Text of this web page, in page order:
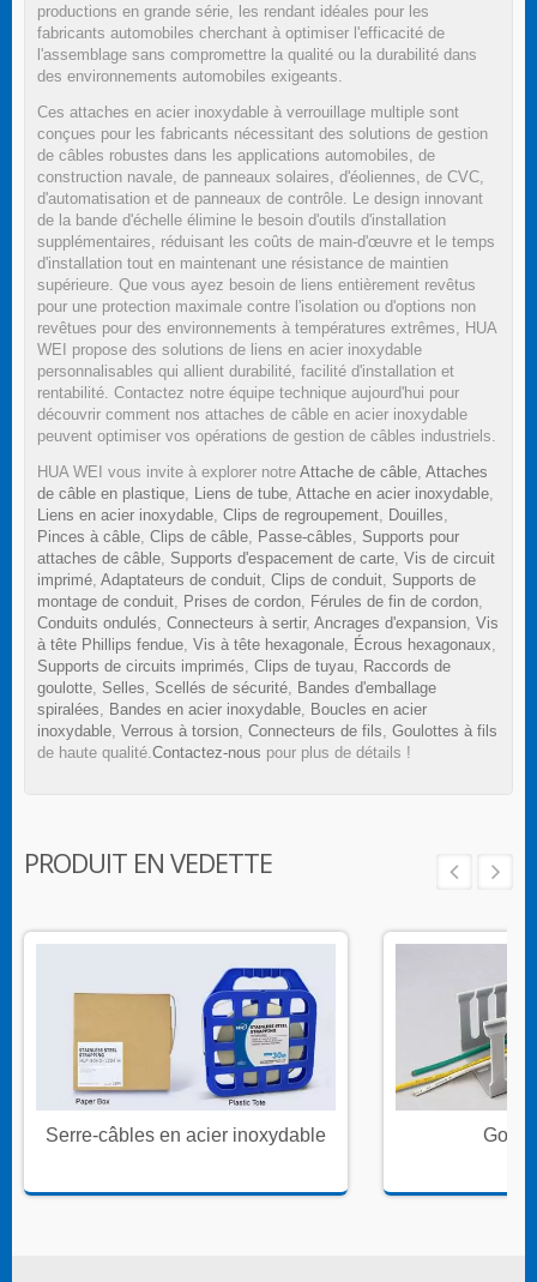
productions en grande série, les rendant idéales pour les
fabricants automobiles cherchant à optimiser l'efficacité de
l'assemblage sans compromettre la qualité ou la durabilité dans
des environnements automobiles exigeants.
Ces attaches en acier inoxydable à verrouillage multiple sont
conçues pour les fabricants nécessitant des solutions de gestion
de câbles robustes dans les applications automobiles, de
construction navale, de panneaux solaires, d'éoliennes, de CVC,
d'automatisation et de panneaux de contrôle. Le design innovant
de la bande d'échelle élimine le besoin d'outils d'installation
supplémentaires, réduisant les coûts de main-d'œuvre et le temps
d'installation tout en maintenant une résistance de maintien
supérieure. Que vous ayez besoin de liens entièrement revêtus
pour une protection maximale contre l'isolation ou d'options non
revêtues pour des environnements à températures extrêmes, HUA
WEI propose des solutions de liens en acier inoxydable
personnalisables qui allient durabilité, facilité d'installation et
rentabilité. Contactez notre équipe technique aujourd'hui pour
découvrir comment nos attaches de câble en acier inoxydable
peuvent optimiser vos opérations de gestion de câbles industriels.
HUA WEI vous invite à explorer notre Attache de câble Attaches
de câble en plastique
Liens de tube Attache en acier inoxydable
Liens en acier inoxydable Clips de regroupement Douilles
Pinces à câble Clips de câble Passe-câbles
Supports pour
attaches de câble Supports d'espacement de carte Vis de circuit
imprimé Adaptateurs de conduit Clips de conduit Supports de
montage de conduit
Prises de cordon Férules de fin de cordon
Conduits ondulés Connecteurs à sertir, Ancrages d'expansion Vis
à tête Phillips fendue Vis à tête hexagonale Écrous hexagonaux
Supports de circuits imprimés Clips de tuyau
Raccords de
goulotte Selles Scellés de sécurité
Bandes d'emballage
spiralées
Bandes en acier inoxydable
Boucles en acier
inoxydable Verrous à torsion Connecteurs de fils Goulottes à fils
de haute qualité. Contactez-nous pour plus de détails !
PRODUIT EN VEDETTE
Serre-câbles en acier inoxydable